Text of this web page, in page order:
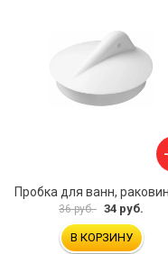
36 руб. 34 руб.
В КОРЗИНУ